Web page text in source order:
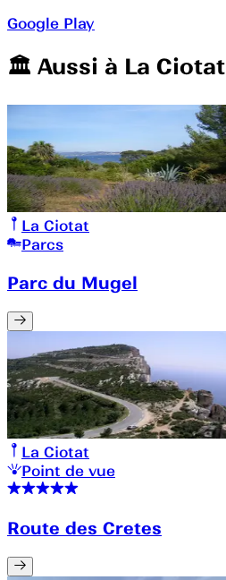
Google Play
🏛️️ Aussi à La Ciotat
La Ciotat
Parcs
Parc du Mugel
La Ciotat
Point de vue
Route des Cretes